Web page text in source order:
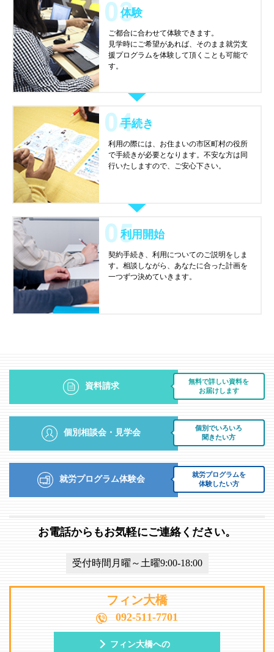
体験
ご都合に合わせて体験できます。
見学時にご希望があれば、そのまま就労支
援プログラムを体験して頂くことも可能で
す。
手続き
利用の際には、お住まいの市区町村の役所
で手続きが必要となります。不安な方は同
行いたしますので、ご安心下さい。
利用開始
契約手続き、利用についてのご説明をしま
す。相談しながら、あなたに合った計画を
一つずつ決めていきます。
無料で詳しい資料を
お届けします
資料請求
個別でいろいろ
聞きたい方
個別相談会・見学会
就労プログラムを
体験したい方
就労プログラム体験会
お電話からもお気軽にご連絡ください。
受付時間月曜～土曜9:00-18:00
フィン大橋
092-511-7701
フィン大橋への